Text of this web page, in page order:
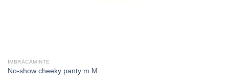
ÎMBRĂCĂMINTE
No-show cheeky panty m M